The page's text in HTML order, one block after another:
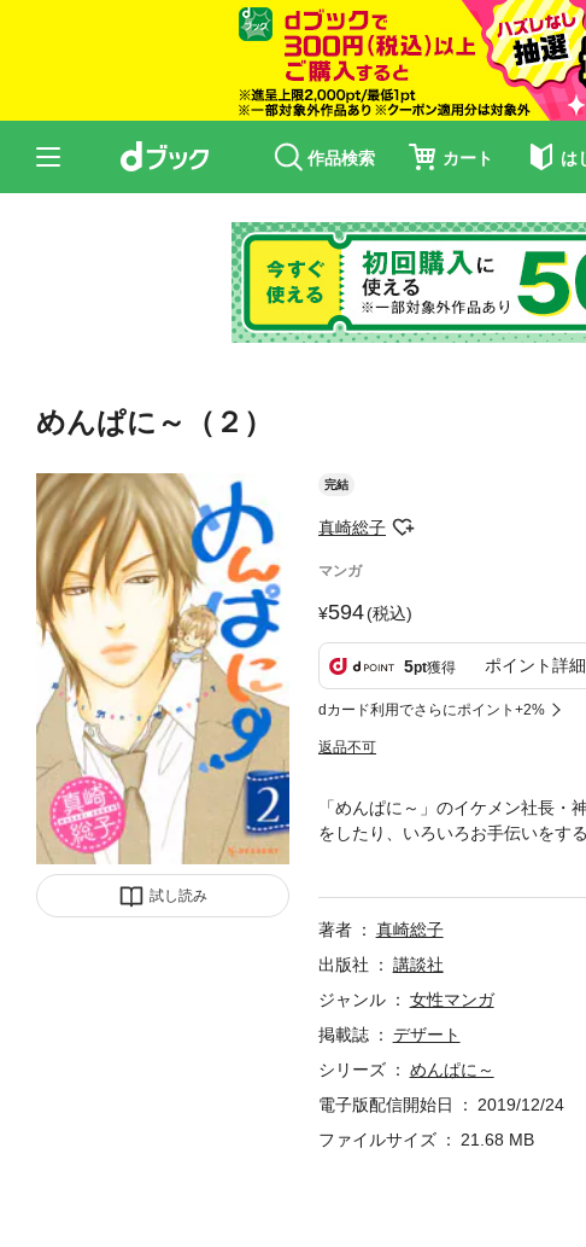
作品検索 カート は
めんぱに～（２）
試し読み
完結
真崎総子
マンガ
594(税込)
5pt獲得 ポイント詳細
dカード利用でさらにポイント+2%
返品不可
「めんぱに～」のイケメン社長
をしたり、いろいろお手伝いをす
株主）の提案で、こまちは神楽
著者
真崎総子
出版社
講談社
ジャンル
女性マンガ
掲載誌
デザート
シリーズ
めんぱに～
電子版配信開始日
2019/12/24
ファイルサイズ
21.68 MB